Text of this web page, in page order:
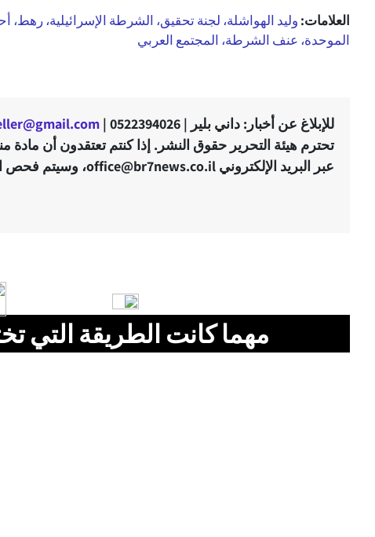
العلامات: وليد الهواشلة، لجنة تحقيق، الشرطة الإسرائيلية، رهط،
الموحدة، عنف الشرطة، المجتمع العربي
للإبلاغ عن أخبار: داني بلير | 0522394026 |
تحترم هيئة التحرير حقوق النشر. إذا كنتم تعتقدون أن
عبر البريد الإلكتروني office@br7news.co.il، وسيتم فحص التوجّه في أقرب وقت ممكن.
مهما كانت الطريقة التي